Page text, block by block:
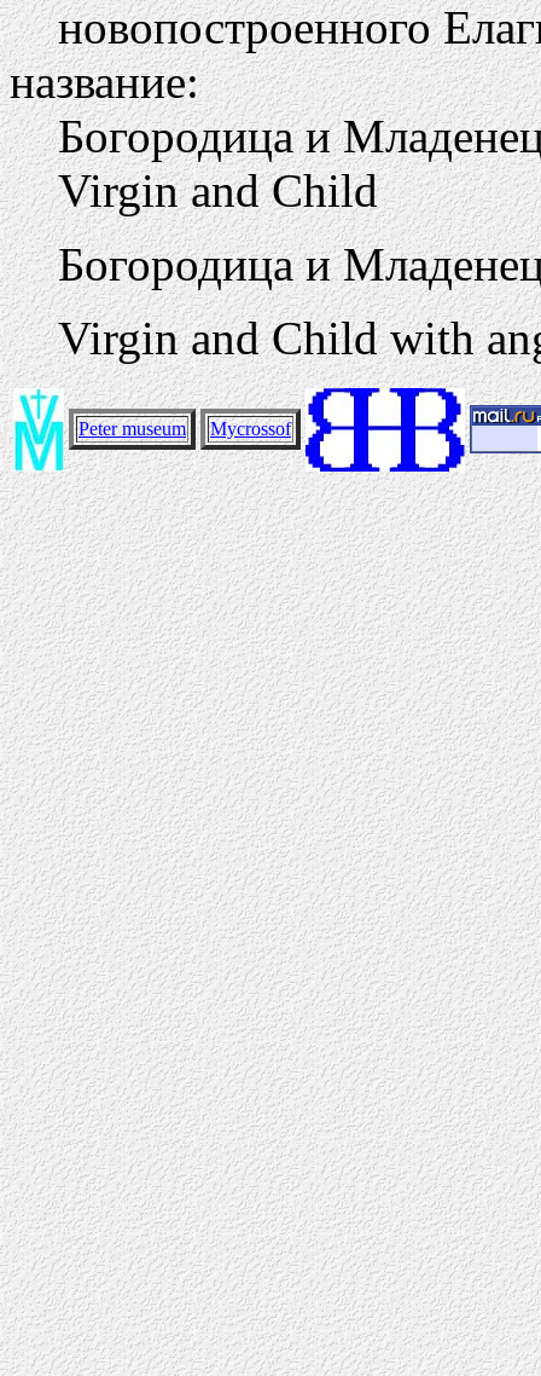
новопостроенного
название:
Богородица и
Virgin and Child
Богородица и
Virgin and Child with
Peter museum Mycrossof